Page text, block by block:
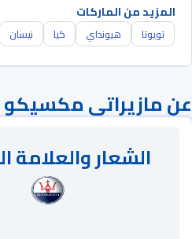
المزيد من الماركات
تويوتا هيونداي كيا نيسان
عن مازيراتي مكسيكو
الشعار والعلامة